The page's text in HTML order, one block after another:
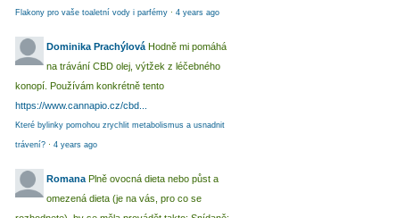
Flakony pro vaše toaletní vody i parfémy · 4 years ago
Dominika Prachýlová Hodně mi pomáhá
na trávání CBD olej, výtžek z léčebného
konopí. Používám konkrétně tento
https://www.cannapio.cz/cbd...
Které bylinky pomohou zrychlit metabolismus a usnadnit
trávení? · 4 years ago
Romana Plně ovocná dieta nebo půst a
omezená dieta (je na vás, pro co se